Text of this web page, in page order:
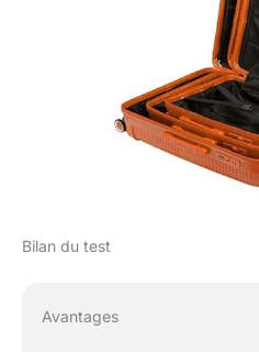
Bilan du test
Avantages